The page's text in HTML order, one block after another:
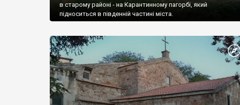
в старому районі - на Карантинному пагорбі, який
підноситься в південній частині міста.